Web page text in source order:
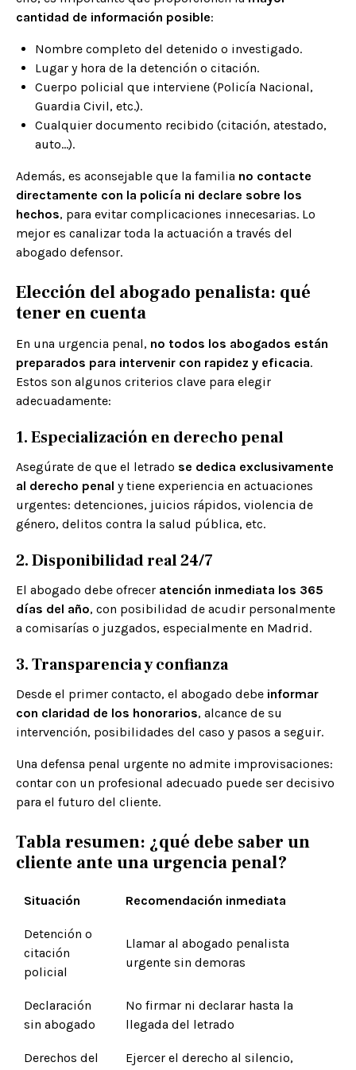
cantidad de información posible:
Nombre completo del detenido o investigado.
Lugar y hora de la detención o citación.
Cuerpo policial que interviene (Policía Nacional,
Guardia Civil, etc.).
Cualquier documento recibido (citación, atestado,
auto…).
Además, es aconsejable que la familia no contacte
directamente con la policía ni declare sobre los
hechos, para evitar complicaciones innecesarias. Lo
mejor es canalizar toda la actuación a través del
abogado defensor.
Elección del abogado penalista: qué
tener en cuenta
En una urgencia penal, no todos los abogados están
preparados para intervenir con rapidez y eficacia.
Estos son algunos criterios clave para elegir
adecuadamente:
1. Especialización en derecho penal
Asegúrate de que el letrado se dedica exclusivamente
al derecho penal y tiene experiencia en actuaciones
urgentes: detenciones, juicios rápidos, violencia de
género, delitos contra la salud pública, etc.
2. Disponibilidad real 24/7
El abogado debe ofrecer atención inmediata los 365
días del año, con posibilidad de acudir personalmente
a comisarías o juzgados, especialmente en Madrid.
3. Transparencia y confianza
Desde el primer contacto, el abogado debe informar
con claridad de los honorarios, alcance de su
intervención, posibilidades del caso y pasos a seguir.
Una defensa penal urgente no admite improvisaciones:
contar con un profesional adecuado puede ser decisivo
para el futuro del cliente.
Tabla resumen: ¿qué debe saber un
cliente ante una urgencia penal?
Situación Recomendación inmediata
Detención o
citación
policial
Llamar al abogado penalista
urgente sin demoras
Declaración
sin abogado
No firmar ni declarar hasta la
llegada del letrado
Derechos del
Ejercer el derecho al silencio,